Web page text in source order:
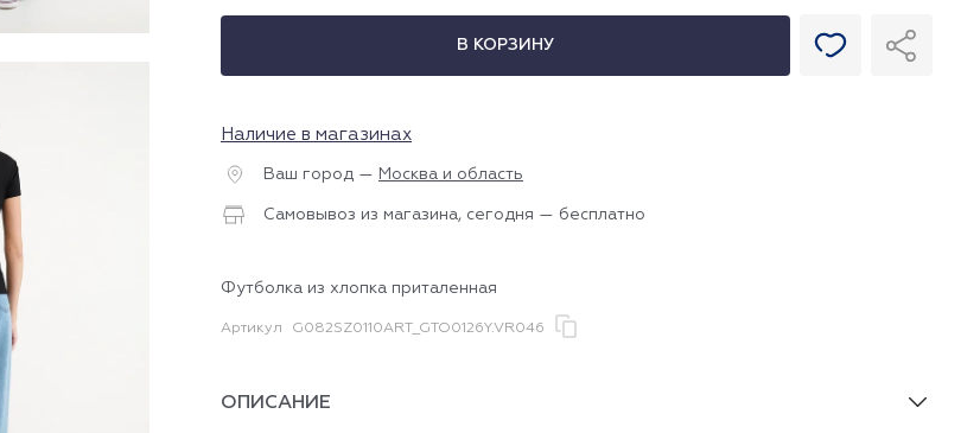
В КОРЗИНУ
Наличие в магазинах
Ваш город — Москва и область
Самовывоз из магазина, сегодня — бесплатно
Футболка из хлопка приталенная
Артикул G082SZ0110ART_GTO0126Y.VR046
ОПИСАНИЕ